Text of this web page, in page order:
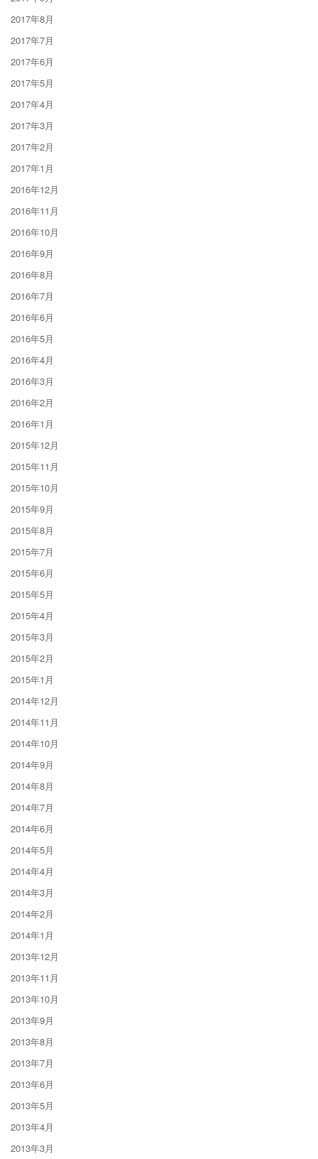
2017年8月
2017年7月
2017年6月
2017年5月
2017年4月
2017年3月
2017年2月
2017年1月
2016年12月
2016年11月
2016年10月
2016年9月
2016年8月
2016年7月
2016年6月
2016年5月
2016年4月
2016年3月
2016年2月
2016年1月
2015年12月
2015年11月
2015年10月
2015年9月
2015年8月
2015年7月
2015年6月
2015年5月
2015年4月
2015年3月
2015年2月
2015年1月
2014年12月
2014年11月
2014年10月
2014年9月
2014年8月
2014年7月
2014年6月
2014年5月
2014年4月
2014年3月
2014年2月
2014年1月
2013年12月
2013年11月
2013年10月
2013年9月
2013年8月
2013年7月
2013年6月
2013年5月
2013年4月
2013年3月